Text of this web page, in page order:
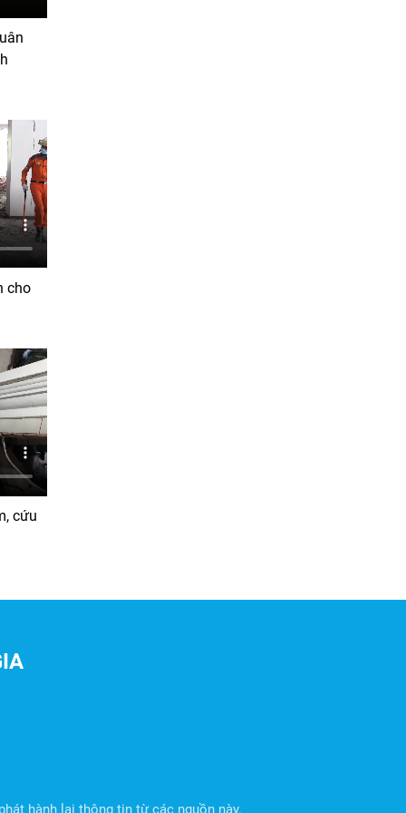
cho
cứu
hành lại thông tin từ các nguồn này.